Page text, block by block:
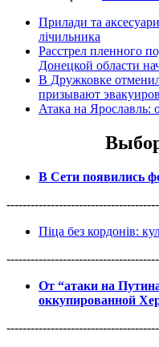
Прилади та
лічильника
Расстрел пленного
Донецкой области
В Дружковке
призывают
Атака на Ярославль:
В Сети появились
Піца без кордонів:
От “атаки на
оккупированной